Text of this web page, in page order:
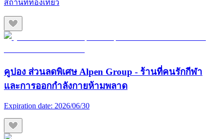
สถานที่ท่องเที่ยว
คูปอง ส่วนลดพิเศษ Alpen Group - ร้านที่คนรักกีฬา
และการออกกำลังกายห้ามพลาด
Expiration date: 2026/06/30